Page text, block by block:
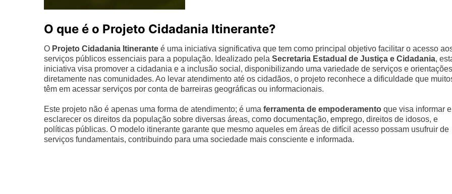
O que é o Projeto Cidadania Itinerante?
O Projeto Cidadania Itinerante é uma iniciativa significativa que tem como principal objetivo facilitar o acesso
serviços públicos essenciais para a população. Idealizado pela Secretaria Estadual de Justiça e Cidadania,
iniciativa visa promover a cidadania e a inclusão social, disponibilizando uma variedade de serviços e orientações
diretamente nas comunidades. Ao levar atendimento até os cidadãos, o projeto reconhece a dificuldade que
têm em acessar serviços por conta de barreiras geográficas ou informacionais.
Este projeto não é apenas uma forma de atendimento; é uma ferramenta de empoderamento que visa informar e
esclarecer os direitos da população sobre diversas áreas, como documentação, emprego, direitos de idosos, e
políticas públicas. O modelo itinerante garante que mesmo aqueles em áreas de difícil acesso possam usufruir de
serviços fundamentais, contribuindo para uma sociedade mais consciente e informada.